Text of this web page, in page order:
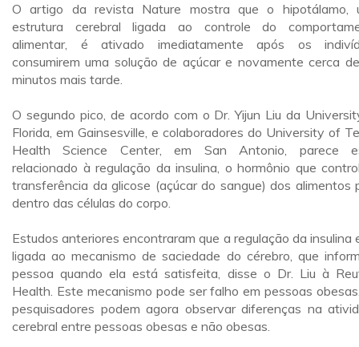
O artigo da revista Nature mostra que o hipotálamo,
estrutura cerebral ligada ao controle do
alimentar, é ativado imediatamente após os
consumirem uma solução de açúcar e novamente cerca
minutos mais tarde.
O segundo pico, de acordo com o Dr. Yijun Liu da
Florida, em Gainsesville, e colaboradores do University of
Health Science Center, em San Antonio, parece
relacionado à regulação da insulina, o hormônio que
transferência da glicose (açúcar do sangue) dos alimentos
dentro das células do corpo.
Estudos anteriores encontraram que a regulação da insulina
ligada ao mecanismo de saciedade do cérebro, que
pessoa quando ela está satisfeita, disse o Dr. Liu à
Health. Este mecanismo pode ser falho em pessoas
pesquisadores podem agora observar diferenças na
cerebral entre pessoas obesas e não obesas.